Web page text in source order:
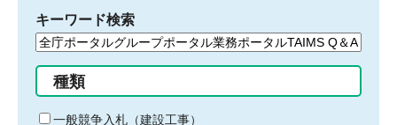
キーワード検索
検
る
キ
種類
一般競争入札（建設工事）